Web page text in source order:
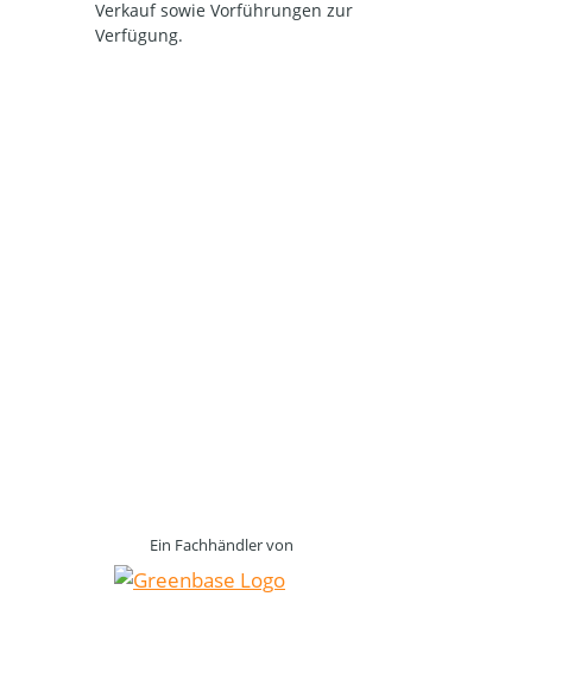
Verkauf sowie Vorführungen zur
Verfügung.
Ein Fachhändler von